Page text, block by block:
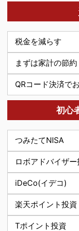
税金を減らす
まずは家計の節約
QRコード決済で
初心
つみたてNISA
ロボアドバイザー
iDeCo(イデコ)
楽天ポイント投資
Tポイント投資